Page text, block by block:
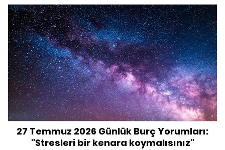
27 Temmuz 2026 Günlük Burç Yorumları:
"Stresleri bir kenara koymalısınız"